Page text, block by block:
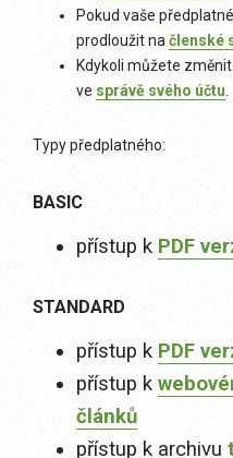
Pokud vaše
prodloužit na členské
Kdykoli můžete
ve správě svého účtu
Typy předplatného:
BASIC
přístup k PDF
STANDARD
přístup k PDF
přístup k
článků
přístup k archivu